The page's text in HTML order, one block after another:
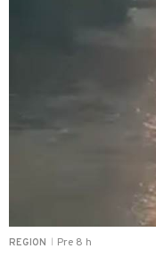
REGION Pre 8 h